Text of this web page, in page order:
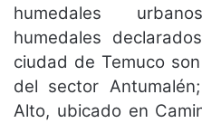
humedales
humedales
ciudad de Temuco
del sector
Alto, ubicado en